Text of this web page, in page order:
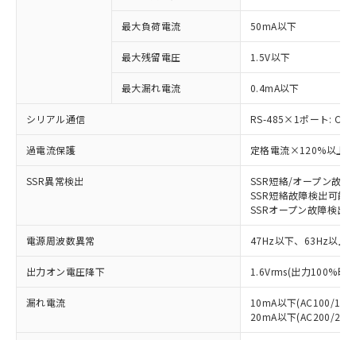
最大負荷電流 50mA以下
最大残留電圧 1.5V以下
最大漏れ電流 0.4mA以下
シリアル通信 RS-485×1ポート:
過電流保護 定格電流×120%以上
SSR異常検出
SSR短絡/オープン故障
SSR短絡故障検出可能
SSRオープン故障検出
電源周波数異常 47Hz以下、63Hz以上
出力オン電圧降下 1.6Vrms(出力100%時)
漏れ電流
10mA以下(AC100/
20mA以下(AC200/
正式な納期状況および標準価格はお客
様のお取引先、またはお客様担当のオ
ムロン制御機器販売店・当社販売員に
ご相談ください。
オムロン制御機器販売店や当社販売拠
」をご確認
在庫状況および標準価格結果を当社の
事前の承諾なく第三者に漏洩または開
マイパーツ機能（部品リスト作成サー
ビス）をご利用いただくには、I-Web
メンバーズにご登録されている必要が
あります。
お客様が当ウェブサイト上で当社にご
登録された部品リストについて、当社
および当社の共同利用者が、当社の製
品・サービスに関するお客様との取
引・商談に必要な範囲で利用すること
(PBDE) 1000ppm以下、フタル酸ビス(2-エチルヘキシ
ル) (DEHP)(別名：DOP) 1000ppm以下、フタル酸ブチ
ルベンジル（BBP） 1000ppm以下、フタル酸ジブチル
（DBP） 1000ppm以下、フタル酸ジイソブチル
(DIBP) 1000ppm以下
但し、RoHS指令で産業用監視および制御機器に対する
適用除外項目は除く。
※2 対応予定月
部品在庫の切り替え状況などにより、予定
※3 非含有証明書ダウンロード
下記の非含有証明書をダウンロードするこ
ル類) : 1000ppm、
DBP(フタル酸ジブチル) : 1000ppm、 DIBP(フタル酸ジ
イソブチル) : 1000ppm、 BBP(フタル酸ブチルベンジ
ル) : 1000ppm、
DEHP(フタル酸ビス(2-エチルヘキシル)) : 1000ppm
※2 環境保護使用期限
「ｅ」：有害物質（10物質）のすべてが基
準値以下であることを示します。
「10」：通常の使用状況下において有害物
質が外部に漏えいし、環境に深刻な影響を
「－」：未確認です。当社販売部門へお問
当社は規制貨物を破棄する場合は、完
全に破砕するなど、違法に輸出されな
いよう必要な手段を講じます。
当社は貴社製品を、核兵器、ミサイ
ル、化学兵器、生物兵器またはその他
武器並びにこれらの製造装置等に一切
当社は、貴社製品を第三者に販売する
場合は、上記1、2および3の内容を当
該第三者に通知します。また当社は、
販売先および販売に係わる関係者が違
法に輸出するおそれがある場合は、取
一定数以上の在庫あり
一定数には満たないが在庫あり
在庫なし(最新の在庫状況につ
たはお客様担当のオムロン制御
機器販売店・当社販売員にご確
受注生産機種、また在庫状況の
情報を公開していない機種